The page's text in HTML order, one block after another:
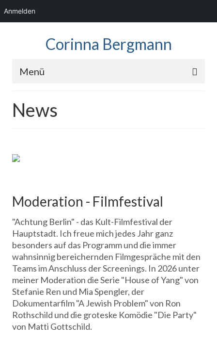
Anmelden
Corinna Bergmann
Menü
News
Kontakt
News
Moderation - Filmfestival
"Achtung Berlin" - das Kult-Filmfestival der
Hauptstadt. Ich freue mich jedes Jahr ganz
besonders auf das Programm und die immer
wahnsinnig bereichernden Filmgespräche mit den
Teams im Anschluss der Screenings. In 2026 unter
meiner Moderation die Serie "House of Yang" von
Stefanie Ren und Mia Spengler, der
Dokumentarfilm "A Jewish Problem" von Ron
Rothschild und die groteske Komödie "Die Party"
von Matti Gottschild.